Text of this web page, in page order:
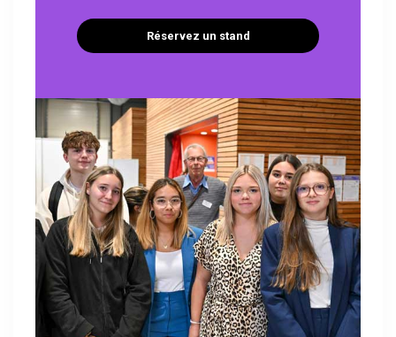
Réservez un stand